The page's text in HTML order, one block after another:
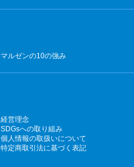
マルゼンの10の強み
経営理念
SDGsへの取り組み
個人情報の取扱いについて
特定商取引法に基づく表記